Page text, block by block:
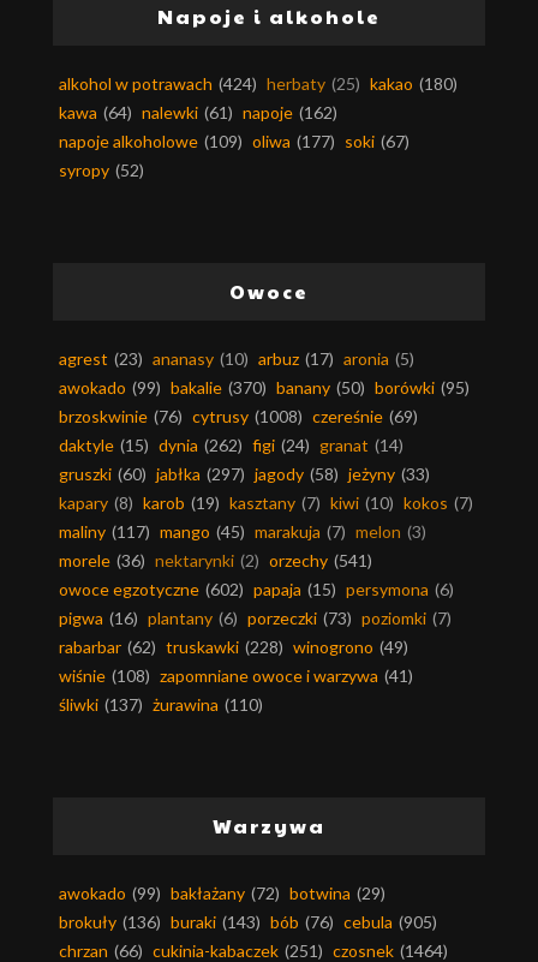
Napoje i alkohole
alkohol w potrawach (424) herbaty (25) kakao (180)
kawa (64) nalewki (61) napoje (162)
napoje alkoholowe (109) oliwa (177) soki (67)
syropy (52)
Owoce
agrest (23) ananasy (10) arbuz (17) aronia (5)
awokado (99) bakalie (370) banany (50) borówki (95)
brzoskwinie (76) cytrusy (1008) czereśnie (69)
daktyle (15) dynia (262) figi (24) granat (14)
gruszki (60) jabłka (297) jagody (58) jeżyny (33)
kapary (8) karob (19) kasztany (7) kiwi (10) kokos (7)
maliny (117) mango (45) marakuja (7) melon (3)
morele (36) nektarynki (2) orzechy (541)
owoce egzotyczne (602) papaja (15) persymona (6)
pigwa (16) plantany (6) porzeczki (73) poziomki (7)
rabarbar (62) truskawki (228) winogrono (49)
wiśnie (108) zapomniane owoce i warzywa (41)
śliwki (137) żurawina (110)
Warzywa
awokado (99) bakłażany (72) botwina (29)
brokuły (136) buraki (143) bób (76) cebula (905)
chrzan (66) cukinia-kabaczek (251) czosnek (1464)